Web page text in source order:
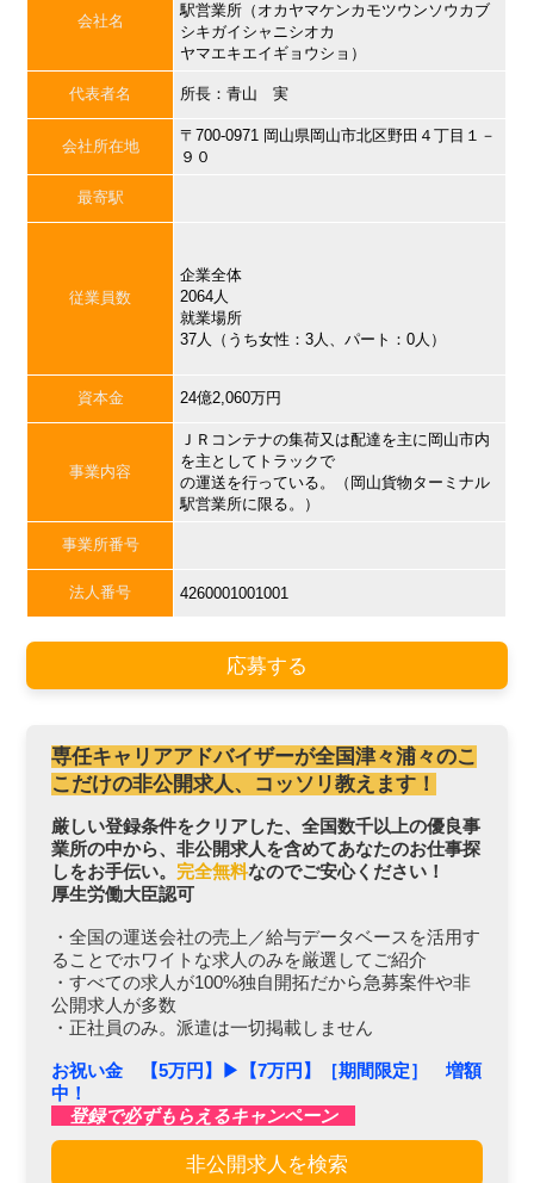
会社名
駅営業所（オカヤマケンカモツウンソウカブ
シキガイシャニシオカ
ヤマエキエイギョウショ）
代表者名 所長：青山 実
会社所在地
〒700-0971 岡山県岡山市北区野田４丁目１－
９０
最寄駅
従業員数
企業全体
2064人
就業場所
37人（うち女性：3人、パート：0人）
資本金 24億2,060万円
事業内容
ＪＲコンテナの集荷又は配達を主に岡山市内
を主としてトラックで
の運送を行っている。（岡山貨物ターミナル
駅営業所に限る。）
事業所番号
法人番号 4260001001001
応募する
専任キャリアアドバイザーが全国津々浦々のこ
こだけの非公開求人、コッソリ教えます！
厳しい登録条件をクリアした、全国数千以上の優良事
業所の中から、非公開求人を含めてあなたのお仕事探
しをお手伝い。 完全無料なのでご安心ください！
厚生労働大臣認可
・全国の運送会社の売上／給与データベースを活用す
ることでホワイトな求人のみを厳選してご紹介
・すべての求人が100%独自開拓だから急募案件や非
公開求人が多数
・正社員のみ。派遣は一切掲載しません
お祝い金 【5万円】▶︎【7万円】［期間限定］ 増額
中！
登録で必ずもらえるキャンペーン
非公開求人を検索